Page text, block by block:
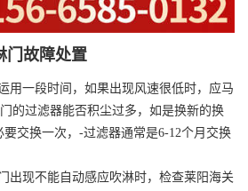
门故障处置
用一段时间，如果出现风速很低时，应马
的过滤器能否积尘过多，如是换新的换
交换一次，-过滤器通常是6-12个月交换
出现不能自动感应吹淋时，检查莱阳海关